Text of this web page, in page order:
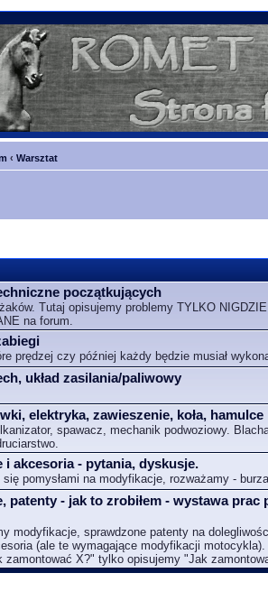
‹ Warsztat
początkujących
Tutaj opisujemy problemy TYLKO NIGDZIE
na forum.
prędzej czy później każdy będzie musiał
układ zasilania/paliwowy
elektryka, zawieszenie, koła, hamulce
spawacz, mechanik podwoziowy.
i akcesoria - pytania, dyskusje.
pomysłami na modyfikacje, rozważamy -
patenty - jak to zrobiłem - wystawa prac
modyfikacje, sprawdzone patenty na
(ale te wymagające modyfikacji
zamontować X?" tylko opisujemy "Jak